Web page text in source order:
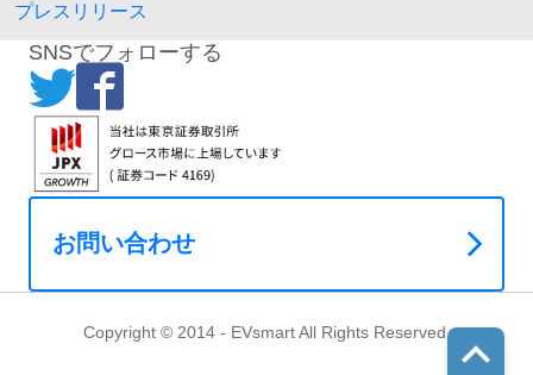
プレスリリース
SNSでフォローする
お問い合わせ
Copyright © 2014 - EVsmart All Rights Reserved.